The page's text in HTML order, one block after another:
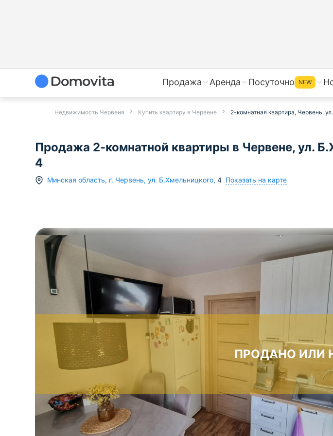
Продажа Аренда Посуточно NEW
Недвижимость Червеня Купить квартиру в Червене 2-комнатная квартира, Червень,
Продажа 2-комнатной квартиры в Червене, ул.
4
Минская область, г. Червень, ул. Б.Хмельницкого, 4 Показать на карте
ПРОДАНО ИЛИ